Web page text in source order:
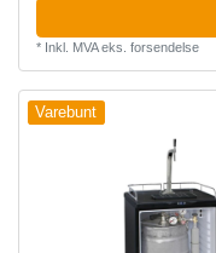
* Inkl. MVAeks. forsendelse
Varebunt